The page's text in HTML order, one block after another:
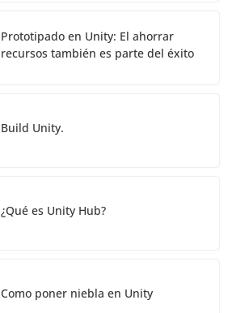
Prototipado en Unity: El ahorrar
recursos también es parte del éxito
Build Unity.
¿Qué es Unity Hub?
Como poner niebla en Unity